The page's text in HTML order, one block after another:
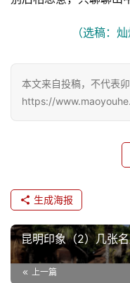
（选稿：
本文来自投稿，不代表
https://
生成海报
昆明印象（2）几张
上一篇